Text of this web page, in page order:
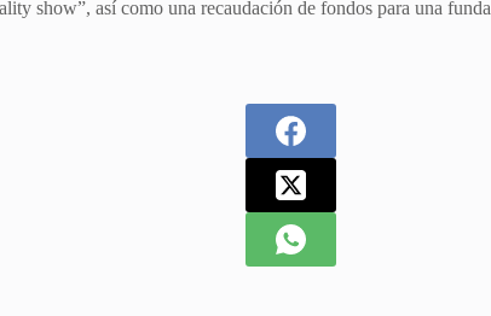
show”, así como una recaudación de fondos para una